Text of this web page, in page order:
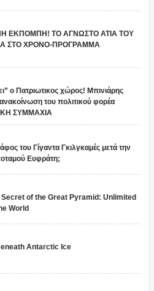
ΕΚΠΟΜΠΗ! ΤΟ ΑΓΝΩΣΤΟ ΑΤΙΑ ΤΟΥ
ΣΤΟ ΧΡΟΝΟ-ΠΡΟΓΡΑΜΜΑ
ο Πατριωτικος χώρος! Μπινιάρης
του πολιτικού φορέα
ΣΥΜΜΑΧΙΑ
του Γίγαντα Γκιλγκαμές μετά την
Ευφράτη;
Secret of the Great Pyramid: Unlimited
World
Antarctic Ice